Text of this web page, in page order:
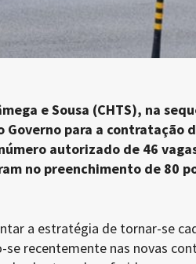
e Sousa (CHTS), na
para a contratação
autorizado de 46
no preenchimento de 80
a estratégia de tornar-se
recentemente nas novas